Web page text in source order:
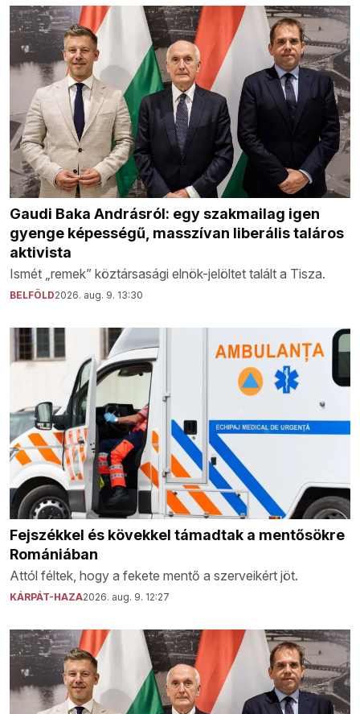
Gaudi Baka Andrásról: egy szakmailag igen
gyenge képességű, masszívan liberális taláros
aktivista
Ismét „remek” köztársasági elnök-jelöltet talált a Tisza.
BELFÖLD2026. aug. 9. 13:30
Fejszékkel és kövekkel támadtak a mentősökre
Romániában
Attól féltek, hogy a fekete mentő a szerveikért jöt.
KÁRPÁT-HAZA2026. aug. 9. 12:27